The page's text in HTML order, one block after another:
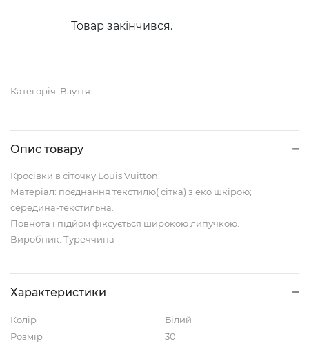
Товар закінчився.
Категорія: Взуття
Опис товару
Кросівки в сіточку Louis Vuitton:
Матеріал: поєднання текстилю( сітка) з еко шкірою;
середина-текстильна.
Повнота і підйом фіксується широкою липучкою.
Виробник: Туреччина
Характеристики
Колір
Білий
Розмір
30